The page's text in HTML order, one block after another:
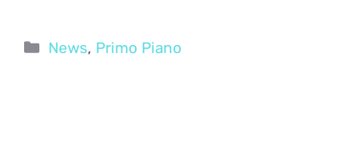
Categorie
News, Primo Piano